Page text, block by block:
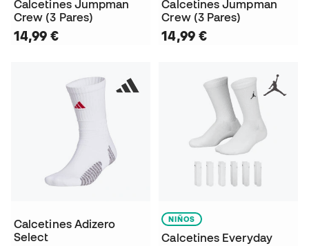
Calcetines Jumpman
Crew (3 Pares)
14,99 €
Calcetines Jumpman
Crew (3 Pares)
14,99 €
Calcetines Adizero
Select
NIÑOS
Calcetines Everyday